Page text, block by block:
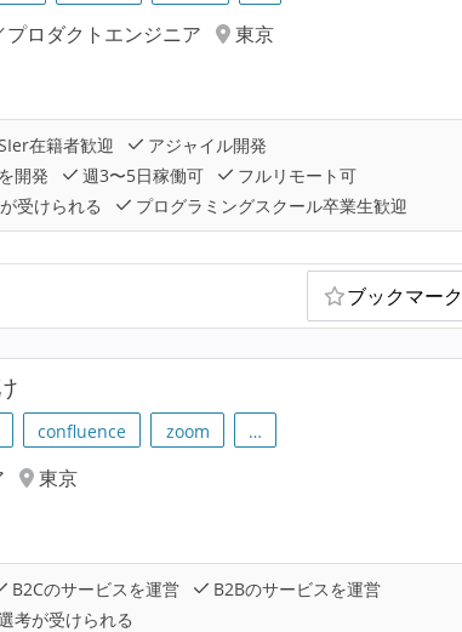
ロダクトエンジニア
東京
在籍者歓迎
アジャイル開発
開発 週3〜5日稼働可
フルリモート可
受けられる プログラミングスクール卒業生歓迎
ブックマーク
confluence zoom …
東京
B2Cのサービスを運営
B2Bのサービスを運営
考が受けられる